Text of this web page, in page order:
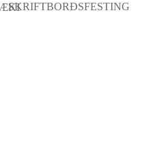
SKRIFTBORÐSFESTING